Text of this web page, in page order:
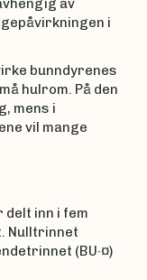
av
i
bunndyrenes
hulrom. På den
mens i
vil mange
delt inn i fem
Nulltrinnet
(BU·¤)